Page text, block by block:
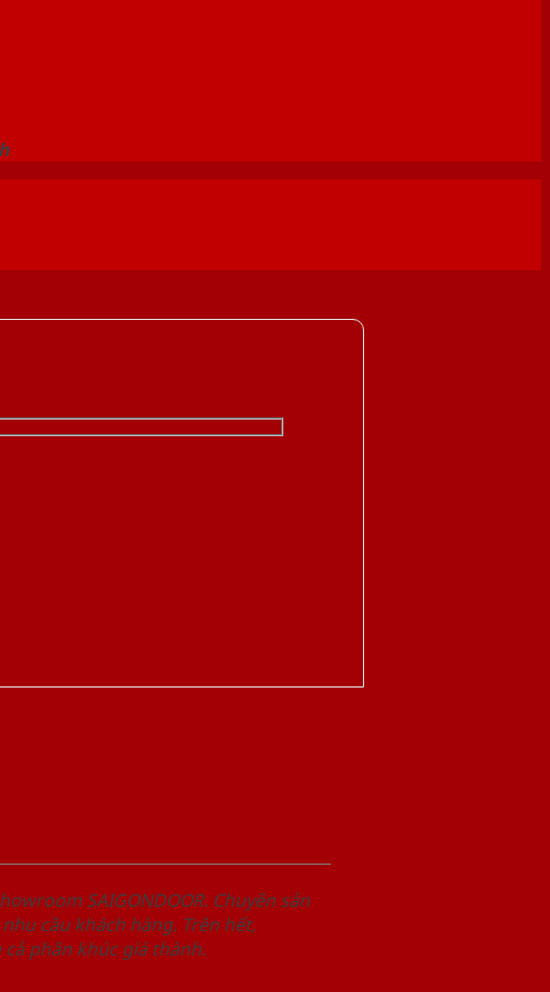
SAIGONDOOR. Chuyên sản
cầu khách hàng. Trên hết,
cả phân khúc giá thành.